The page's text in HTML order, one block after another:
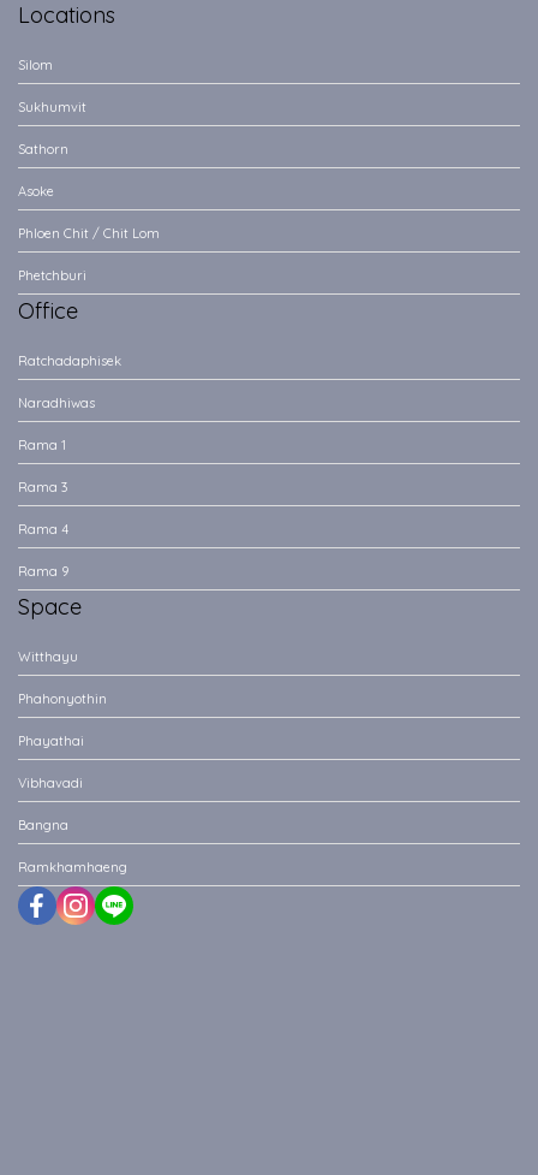
Locations
Silom
Sukhumvit
Sathorn
Asoke
Phloen Chit / Chit Lom
Phetchburi
Office
Ratchadaphisek
Naradhiwas
Rama 1
Rama 3
Rama 4
Rama 9
Space
Witthayu
Phahonyothin
Phayathai
Vibhavadi
Bangna
Ramkhamhaeng